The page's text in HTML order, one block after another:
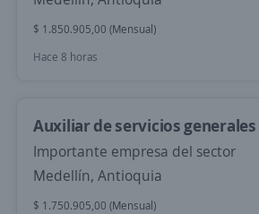
$ 1.850.905,00 (Mensual)
Hace 8 horas
Auxiliar de servicios generales
Importante empresa del sector
Medellín, Antioquia
$ 1.750.905,00 (Mensual)